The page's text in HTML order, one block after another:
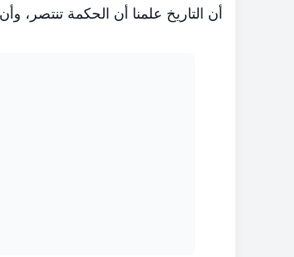
أن التاريخ علمنا أن الحكمة تنتصر،